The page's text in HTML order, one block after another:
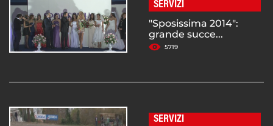
SERVIZI
"Sposissima 2014":
grande succe...
5719
SERVIZI